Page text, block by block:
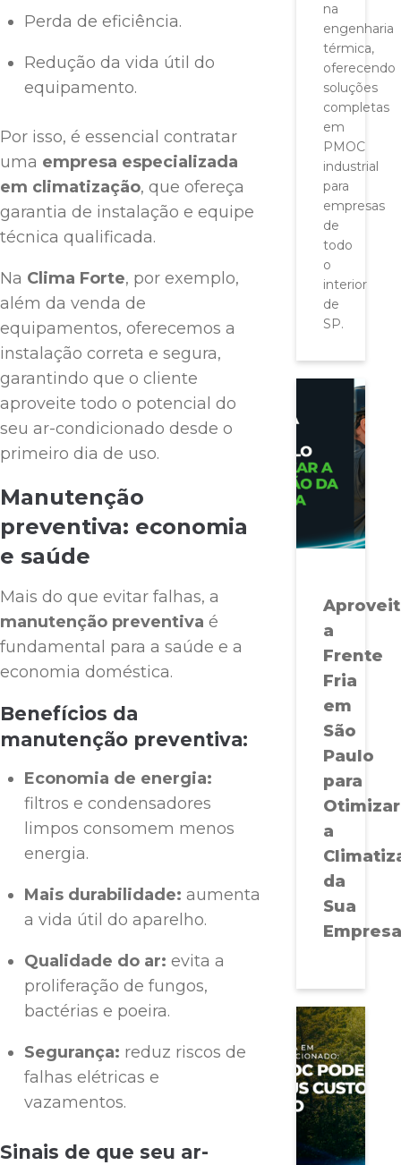
Perda de eficiência.
Redução da vida útil do
equipamento.
Por isso, é essencial contratar
uma empresa especializada
em climatização, que ofereça
garantia de instalação e equipe
técnica qualificada.
Na Clima Forte, por exemplo,
além da venda de
equipamentos, oferecemos a
instalação correta e segura,
garantindo que o cliente
aproveite todo o potencial do
seu ar-condicionado desde o
primeiro dia de uso.
Manutenção
preventiva: economia
e saúde
Mais do que evitar falhas, a
manutenção preventiva é
fundamental para a saúde e a
economia doméstica.
Benefícios da
manutenção preventiva:
Economia de energia:
filtros e condensadores
limpos consomem menos
energia.
Mais durabilidade: aumenta
a vida útil do aparelho.
Qualidade do ar: evita a
proliferação de fungos,
bactérias e poeira.
Segurança: reduz riscos de
falhas elétricas e
vazamentos.
Sinais de que seu ar-
na
engenharia
térmica,
oferecendo
soluções
completas
em
PMOC
industrial
para
empresas
de
todo
o
interior
de
SP.
a
Frente
Fria
em
São
Paulo
para
Otimizar
a
da
Sua